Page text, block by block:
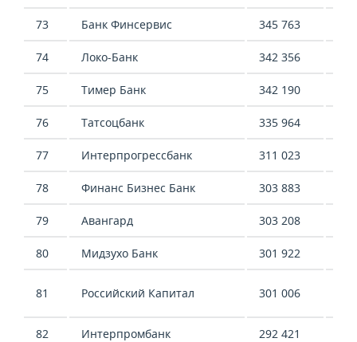
73 Банк Финсервис 345 763
74 Локо-Банк 342 356
75 Тимер Банк 342 190
76 Татсоцбанк 335 964
77 Интерпрогрессбанк 311 023
78 Финанс Бизнес Банк 303 883
79 Авангард 303 208
80 Мидзухо Банк 301 922
81 Российский Капитал 301 006
82 Интерпромбанк 292 421